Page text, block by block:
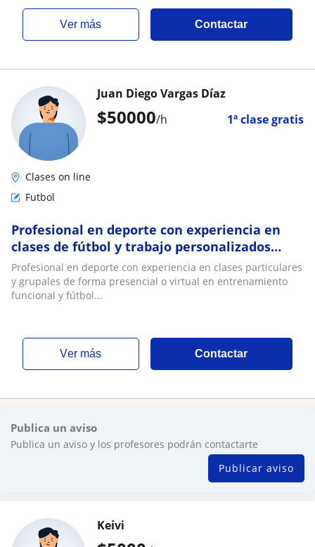
ver más Contactar
$50000/h 1ª clase gratis
Juan Diego Vargas Díaz
Clases on line
Futbol
Profesional en deporte con experiencia en
clases de fútbol y trabajo personalizados
funcional, para niños, jóvenes y adultos
Profesional en deporte con experiencia en clases particulares
y grupales de forma presencial o virtual en entrenamiento
funcional y fútbol...
ver más Contactar
Publica un aviso
Publica un aviso y los profesores podrán contactarte
Publicar aviso
Keivi